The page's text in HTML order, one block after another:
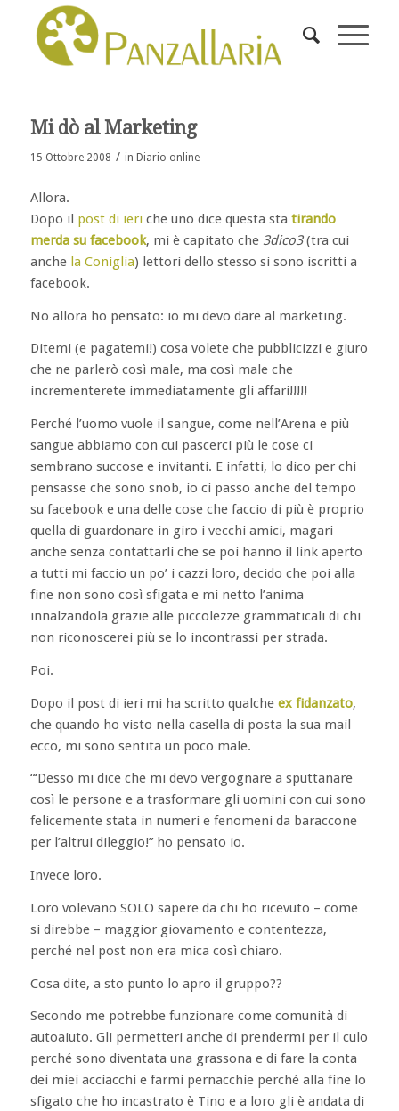
Mi dò al Marketing
15 Ottobre 2008 / in Diario online
Allora.
Dopo il post di ieriche uno dice questa sta tirando
merda su facebook, mi è capitato che 3dico3(tra cui
anche la Coniglia) lettori dello stesso si sono iscritti a
facebook.
No allora ho pensato: io mi devo dare al marketing.
Ditemi (e pagatemi!) cosa volete che pubblicizzi e giuro
che ne parlerò così male, ma così male che
incrementerete immediatamente gli affari!!!!!
Perché l’uomo vuole il sangue, come nell’Arena e più
sangue abbiamo con cui pascerci più le cose ci
sembrano succose e invitanti. E infatti, lo dico per chi
pensasse che sono snob, io ci passo anche del tempo
su facebook e una delle cose che faccio di più è proprio
quella di guardonare in giro i vecchi amici, magari
anche senza contattarli che se poi hanno il link aperto
a tutti mi faccio un po’ i cazzi loro, decido che poi alla
fine non sono così sfigata e mi netto l’anima
innalzandola grazie alle piccolezze grammaticali di chi
non riconoscerei più se lo incontrassi per strada.
Poi.
Dopo il post di ieri mi ha scritto qualche ex fidanzato,
che quando ho visto nella casella di posta la sua mail
ecco, mi sono sentita un poco male.
“‘Desso mi dice che mi devo vergognare a sputtanare
così le persone e a trasformare gli uomini con cui sono
felicemente stata in numeri e fenomeni da baraccone
per l’altrui dileggio!” ho pensato io.
Invece loro.
Loro volevano SOLO sapere da chi ho ricevuto – come
si direbbe – maggior giovamento e contentezza,
perché nel post non era mica così chiaro.
Cosa dite, a sto punto lo apro il gruppo??
Secondo me potrebbe funzionare come comunità di
autoaiuto. Gli permetteri anche di prendermi per il culo
perché sono diventata una grassona e di fare la conta
dei miei acciacchi e farmi pernacchie perché alla fine lo
sfigato che ho incastrato è Tino e a loro gli è andata di